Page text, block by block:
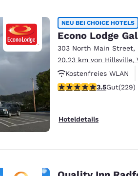
NEU BEI CHOICE HOTELS
Econo Lodge
303 North Main Street,
20.23 km von Hillsville,
Kostenfreies WLAN
3.51-Sterne-3.5Gut(229)
Hoteldetails